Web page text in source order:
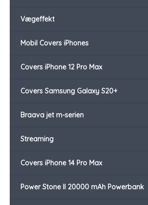
Vægeffekt
Mobil Covers iPhones
Covers iPhone 12 Pro Max
Covers Samsung Galaxy S20+
Braava jet m-serien
Streaming
Covers iPhone 14 Pro Max
Power Stone II 20000 mAh Powerbank